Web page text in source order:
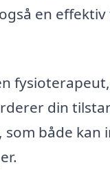
en
din
både kan